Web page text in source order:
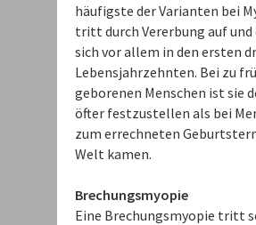
häufigste der Varianten bei
tritt durch Vererbung auf
sich vor allem in den ersten
Lebensjahrzehnten. Bei zu
geborenen Menschen ist sie
öfter festzustellen als bei
zum errechneten
Welt kamen.
Brechungsmyopie
Eine Brechungsmyopie tritt